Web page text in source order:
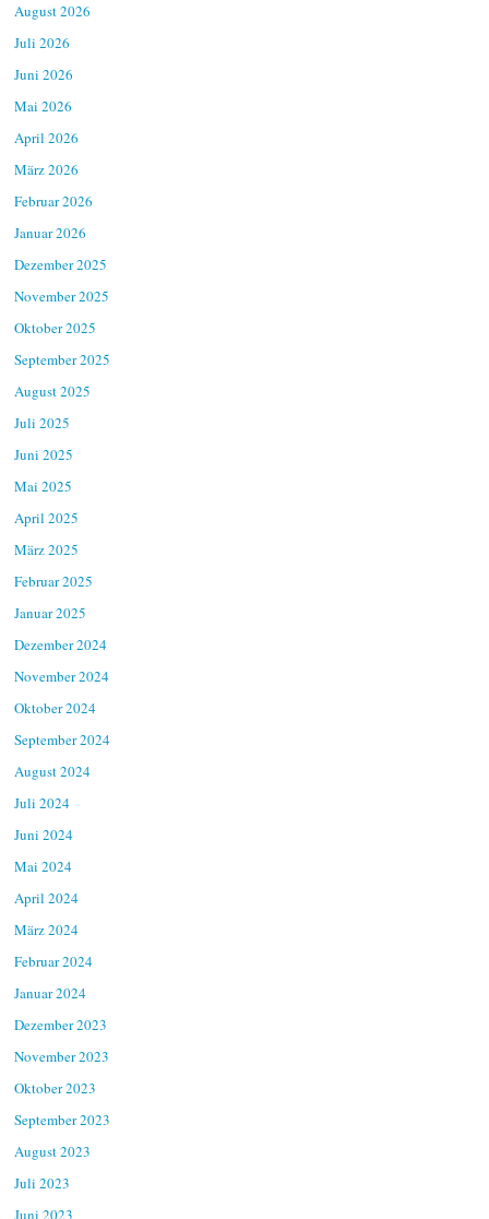
August 2026
Juli 2026
Juni 2026
Mai 2026
April 2026
März 2026
Februar 2026
Januar 2026
Dezember 2025
November 2025
Oktober 2025
September 2025
August 2025
Juli 2025
Juni 2025
Mai 2025
April 2025
März 2025
Februar 2025
Januar 2025
Dezember 2024
November 2024
Oktober 2024
September 2024
August 2024
Juli 2024
Juni 2024
Mai 2024
April 2024
März 2024
Februar 2024
Januar 2024
Dezember 2023
November 2023
Oktober 2023
September 2023
August 2023
Juli 2023
Juni 2023